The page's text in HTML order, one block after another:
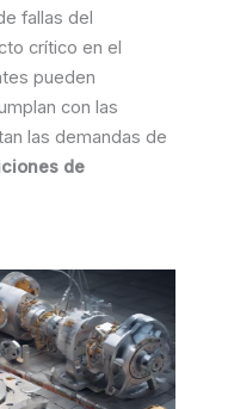
fallas del
crítico en el
pueden
con las
las demandas de
de